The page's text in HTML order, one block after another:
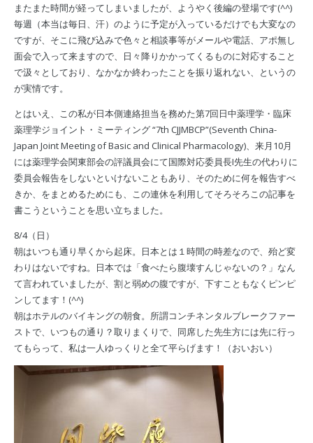
またまた時間が経ってしまいましたが、ようやく後編の登場です(^^)
毎週（本当は毎日、汗）のように予定が入っているだけでも大変なの
ですが、そこに飛び込みで色々と相談事等がメールや電話、アポ無し
面会で入って来ますので、日々降りかかってくるものに対応すること
で汲々としており、なかなか終わったことを振り返れない、というの
が実情です。
とはいえ、この私が日本側連絡担当を務めた第7回日中薬理学・臨床
薬理学ジョイント・ミーティング “7th CJJMBCP”(Seventh China-
Japan Joint Meeting of Basic and Clinical Pharmacology)、来月10月
には薬理学会関東部会の評議員会にて国際対応委員長I先生の代わりに
委員会報告をしないといけないこともあり、そのために何を報告すべ
きか、をまとめるためにも、この連休を利用してそろそろこの記事を
書こうということを思い立ちました。
8/4（日）
朝はいつも通り早くから起床。日本とは１時間の時差なので、殆ど変
わりはないですね。日本では「食べたら腹壊すんじゃないの？」なん
て言われていましたが、割と弱めの腹ですが、下すこともなくピンピ
ンしてます！(^^)
朝はホテルのバイキングの朝食。所謂コンチネンタルブレークファー
ストで、いつもの通り？取りまくりで、同席した先生方には先に行っ
てもらって、私は一人ゆっくりと全て平らげます！（おいおい）